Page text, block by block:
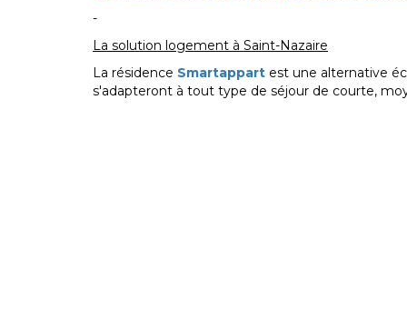
-
La solution logement à Saint-Nazaire
La résidence Smartappart est une alternative
s'adapteront à tout type de séjour de courte,